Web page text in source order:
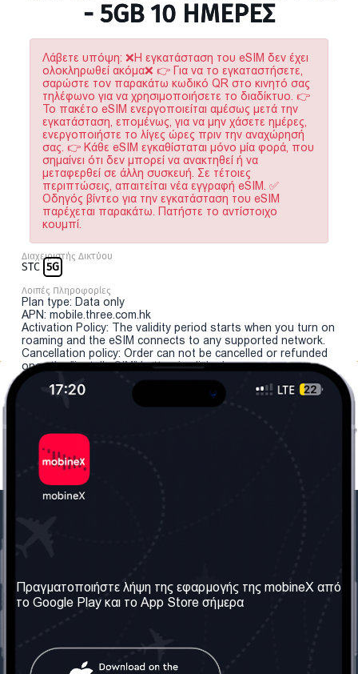
- 5GB 10 ΗΜΕΡΕΣ
Λάβετε υπόψη: ❌Η εγκατάσταση του eSIM δεν έχει
ολοκληρωθεί ακόμα❌ 👉 Για να το εγκαταστήσετε,
σαρώστε τον παρακάτω κωδικό QR στο κινητό σας
τηλέφωνο για να χρησιμοποιήσετε το διαδίκτυο. 👉
Το πακέτο eSIM ενεργοποιείται αμέσως μετά την
εγκατάσταση, επομένως, για να μην χάσετε ημέρες,
ενεργοποιήστε το λίγες ώρες πριν την αναχώρησή
σας. 👉 Κάθε eSIM εγκαθίσταται μόνο μία φορά, που
σημαίνει ότι δεν μπορεί να ανακτηθεί ή να
μεταφερθεί σε άλλη συσκευή. Σε τέτοιες
περιπτώσεις, απαιτείται νέα εγγραφή eSIM. ✅
Οδηγός βίντεο για την εγκατάσταση του eSIM
παρέχεται παρακάτω. Πατήστε το αντίστοιχο
κουμπί.
Διαχειριστής Δικτύου
STC 5G
Λοιπές Πληροφορίες
Plan type: Data only
APN: mobile.three.com.hk
Activation Policy: The validity period starts when you turn on
roaming and the eSIM connects to any supported network.
Cancellation policy: Order can not be cancelled or refunded
once the "install eSIM" button is clicked.
Σχετικά με εμάς
Οι Υπηρεσίες μας
Όροι & Προϋποθέσεις
Πολιτική Απορρήτου
Επικοινωνήστε μαζί μας Κοινωνικά Δίκτυα
Πραγματοποιήστε λήψη της εφαρμογής της mobineX από
το Google Play και το App Store σήμερα